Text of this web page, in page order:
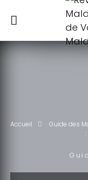
Accueil Guide des